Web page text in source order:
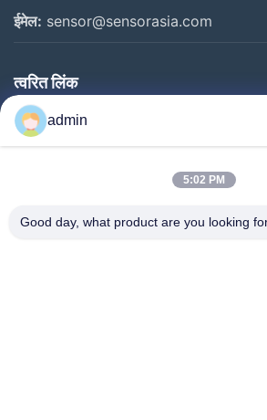
ईमेल: sensor@sensorasia.com
त्वरित लिंक
घर
उत्पादों
हमारे बारे में
admin
5:02 PM
Good day, what product are you looking